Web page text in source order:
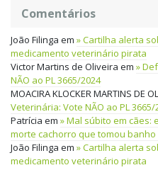
Comentários
João Filinga em
Cartilha alerta
medicamento veterinário pirata
Victor Martins de Oliveira em
NÃO ao PL 3665/2024
MOACIRA KLOCKER MARTINS DE
Veterinária: Vote NÃO ao PL 3665/
Patrícia em
Mal súbito em cães:
morte cachorro que tomou
João Filinga em
Cartilha alerta
medicamento veterinário pirata